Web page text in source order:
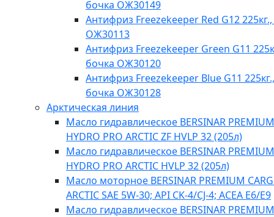
бочка ОЖ30149
Антифриз Freezekeeper Red G12
ОЖ30113
Антифриз Freezekeeper Green G11
бочка ОЖ30120
Антифриз Freezekeeper Blue G11 225кг.,
бочка ОЖ30128
Арктическая линия
Масло гидравлическое BERSINAR PREMIUM
HYDRO PRO ARCTIC ZF HVLP 32 (205л)
Масло гидравлическое BERSINAR PREMIUM
HYDRO PRO ARCTIC HVLP 32 (205л)
Масло моторное BERSINAR PREMIUM
ARCTIC SAE 5W-30; API CK-4/CJ-4; ACEA E6/E9
Масло гидравлическое BERSINAR PREMIUM